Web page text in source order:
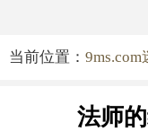
当前位置：
法师